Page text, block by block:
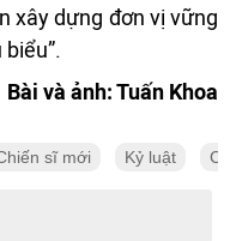
xây dựng đơn vị vững
Bài và ảnh: Tuấn Khoa
sĩ mới Kỷ luật